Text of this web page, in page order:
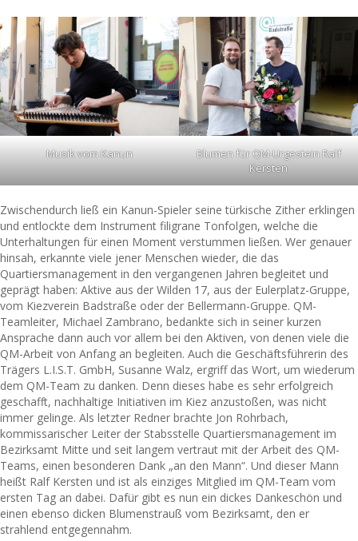
Musik vom Kanun
Blumen für QM-Urgestein Ralf
Kersten
Zwischendurch ließ ein Kanun-Spieler seine türkische Zither erklingen
und entlockte dem Instrument filigrane Tonfolgen, welche die
Unterhaltungen für einen Moment verstummen ließen. Wer genauer
hinsah, erkannte viele jener Menschen wieder, die das
Quartiersmanagement in den vergangenen Jahren begleitet und
geprägt haben: Aktive aus der Wilden 17, aus der Eulerplatz-Gruppe,
vom Kiezverein Badstraße oder der Bellermann-Gruppe. QM-
Teamleiter, Michael Zambrano, bedankte sich in seiner kurzen
Ansprache dann auch vor allem bei den Aktiven, von denen viele die
QM-Arbeit von Anfang an begleiten. Auch die Geschäftsführerin des
Trägers L.I.S.T. GmbH, Susanne Walz, ergriff das Wort, um wiederum
dem QM-Team zu danken. Denn dieses habe es sehr erfolgreich
geschafft, nachhaltige Initiativen im Kiez anzustoßen, was nicht
immer gelinge. Als letzter Redner brachte Jon Rohrbach,
kommissarischer Leiter der Stabsstelle Quartiersmanagement im
Bezirksamt Mitte und seit langem vertraut mit der Arbeit des QM-
Teams, einen besonderen Dank „an den Mann“. Und dieser Mann
heißt Ralf Kersten und ist als einziges Mitglied im QM-Team vom
ersten Tag an dabei. Dafür gibt es nun ein dickes Dankeschön und
einen ebenso dicken Blumenstrauß vom Bezirksamt, den er
strahlend entgegennahm.